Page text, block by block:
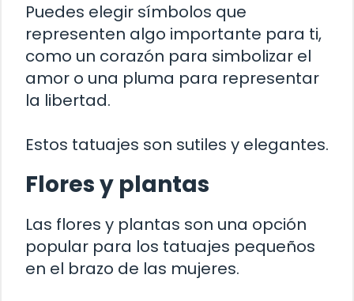
Puedes elegir símbolos que
representen algo importante para ti,
como un corazón para simbolizar el
amor o una pluma para representar
la libertad.
Estos tatuajes son sutiles y elegantes.
Flores y plantas
Las flores y plantas son una opción
popular para los tatuajes pequeños
en el brazo de las mujeres.